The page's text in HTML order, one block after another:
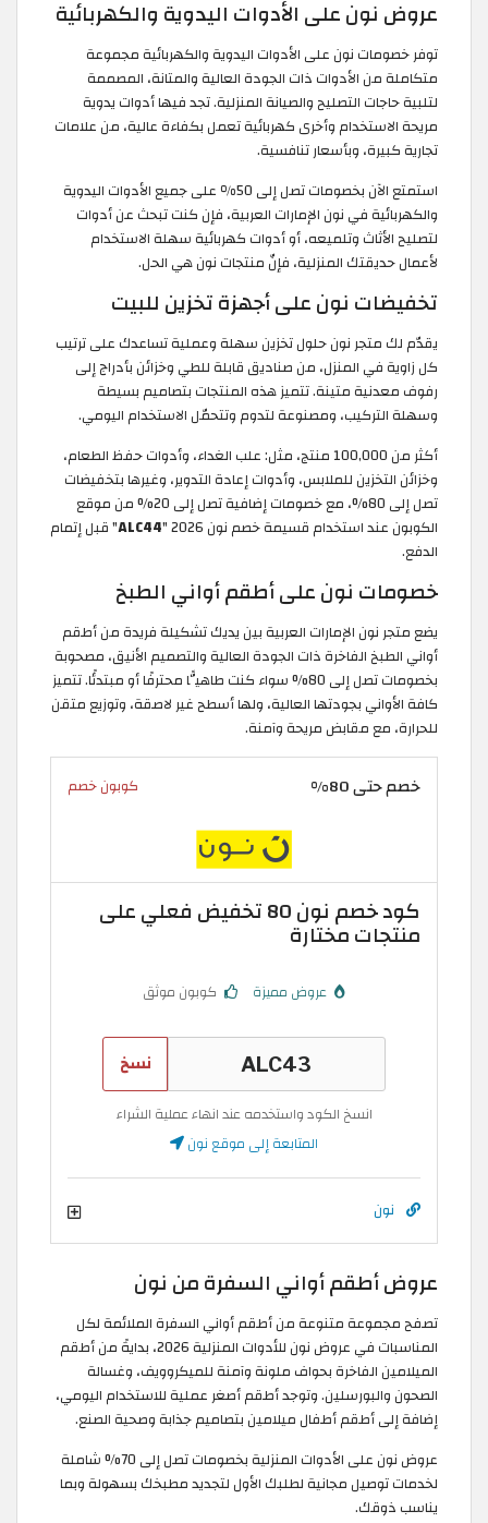
عروض نون على الأدوات اليدوية والكهربائية
توفر خصومات نون على الأدوات اليدوية والكهربائية مجموعة
متكاملة من الأدوات ذات الجودة العالية والمتانة، المصممة
لتلبية حاجات التصليح والصيانة المنزلية. تجد فيها أدوات يدوية
مريحة الاستخدام وأخرى كهربائية تعمل بكفاءة عالية، من علامات
تجارية كبيرة، وبأسعار تنافسية.
استمتع الآن بخصومات تصل إلى 50٪ على جميع الأدوات اليدوية
والكهربائية في نون الإمارات العربية، فإن كنت تبحث عن أدوات
لتصليح الأثاث وتلميعه، أو أدوات كهربائية سهلة الاستخدام
لأعمال حديقتك المنزلية، فإنّ منتجات نون هي الحل.
تخفيضات نون على أجهزة تخزين للبيت
يقدّم لك متجر نون حلول تخزين سهلة وعملية تساعدك على ترتيب
كل زاوية في المنزل، من صناديق قابلة للطي وخزائن بأدراج إلى
رفوف معدنية متينة. تتميز هذه المنتجات بتصاميم بسيطة
وسهلة التركيب، ومصنوعة لتدوم وتتحمّل الاستخدام اليومي.
أكثر من 100,000 منتج، مثل: علب الغداء، وأدوات حفظ الطعام،
وخزائن التخزين للملابس، وأدوات إعادة التدوير، وغيرها بتخفيضات
تصل إلى 80%، مع خصومات إضافية تصل إلى 20% من موقع
الكوبون عند استخدام قسيمة خصم نون 2026 "
ALC44" قبل إتمام
الدفع.
خصومات نون على أطقم أواني الطبخ
يضع متجر نون الإمارات العربية بين يديك تشكيلة فريدة من أطقم
أواني الطبخ الفاخرة ذات الجودة العالية والتصميم الأنيق، مصحوبة
بخصومات تصل إلى 80% سواء كنت طاهيًّا محترفًا أو مبتدئًا. تتميز
كافة الأواني بجودتها العالية، ولها أسطح غير لاصقة، وتوزيع متقن
للحرارة، مع مقابض مريحة وآمنة.
خصم حتى 80% كوبون خصم
كود خصم نون 80 تخفيض فعلي على
منتجات مختارة
عروض مميزة كوبون موثق
نسخ
انسخ الكود واستخدمه عند انهاء عملية الشراء
المتابعة إلى موقع نون
نون
عروض أطقم أواني السفرة من نون
تصفح مجموعة متنوعة من أطقم أواني السفرة الملائمة لكل
المناسبات في عروض نون للأدوات المنزلية 2026، بدايةً من أطقم
الميلامين الفاخرة بحواف ملونة وآمنة للميكروويف، وغسالة
الصحون والبورسلين. وتوجد أطقم أصغر عملية للاستخدام اليومي،
إضافة إلى أطقم أطفال ميلامين بتصاميم جذابة وصحية الصنع.
عروض نون على الأدوات المنزلية بخصومات تصل إلى 70% شاملة
لخدمات توصيل مجانية لطلبك الأول لتجديد مطبخك بسهولة وبما
يناسب ذوقك.